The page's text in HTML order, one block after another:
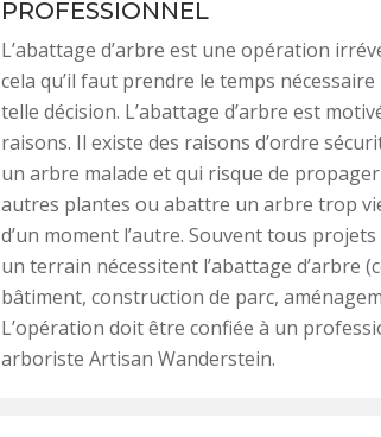
PROFESSIONNEL
L’abattage d’arbre est une opération
cela qu’il faut prendre le temps
telle décision. L’abattage d’arbre est
raisons. Il existe des raisons d’ordre
un arbre malade et qui risque de
autres plantes ou abattre un arbre trop
d’un moment l’autre. Souvent tous
un terrain nécessitent l’abattage d’arbre
bâtiment, construction de parc,
L’opération doit être confiée à un
arboriste Artisan Wanderstein.